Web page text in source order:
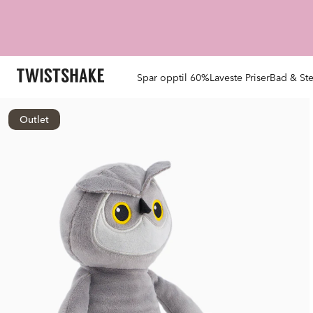
Spar opptil 60%Laveste PriserBad &
Outlet